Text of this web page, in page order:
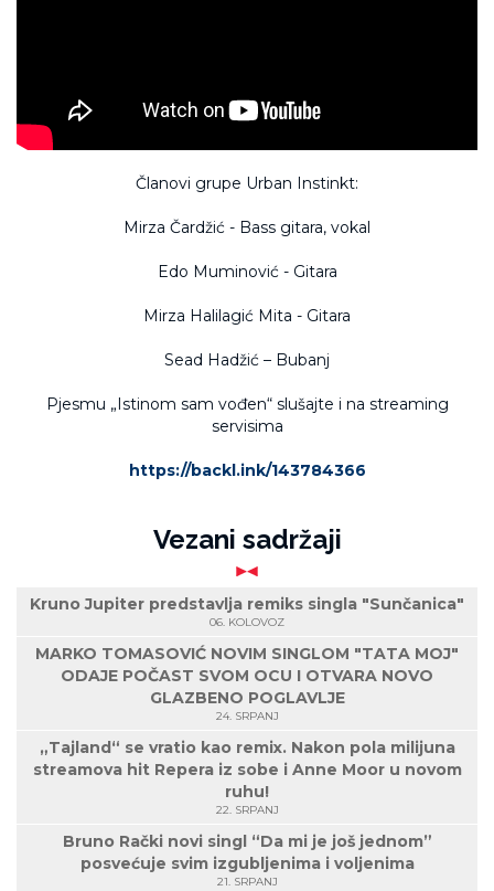
Članovi grupe Urban Instinkt:
Mirza Čardžić - Bass gitara, vokal
Edo Muminović - Gitara
Mirza Halilagić Mita - Gitara
Sead Hadžić – Bubanj
Pjesmu „Istinom sam vođen“ slušajte i na streaming
servisima
https://backl.ink/143784366
Vezani sadržaji
Kruno Jupiter predstavlja remiks singla "Sunčanica"
06. KOLOVOZ
MARKO TOMASOVIĆ NOVIM SINGLOM "TATA MOJ"
ODAJE POČAST SVOM OCU I OTVARA NOVO
GLAZBENO POGLAVLJE
24. SRPANJ
„Tajland“ se vratio kao remix. Nakon pola milijuna
streamova hit Repera iz sobe i Anne Moor u novom
ruhu!
22. SRPANJ
Bruno Rački novi singl “Da mi je još jednom”
posvećuje svim izgubljenima i voljenima
21. SRPANJ